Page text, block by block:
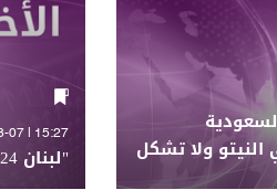
النيتو ولا تشكل
15:27 | 2026-08-07
"لبنان 24": تفجير اسرائيلي ضخم في القنطرة